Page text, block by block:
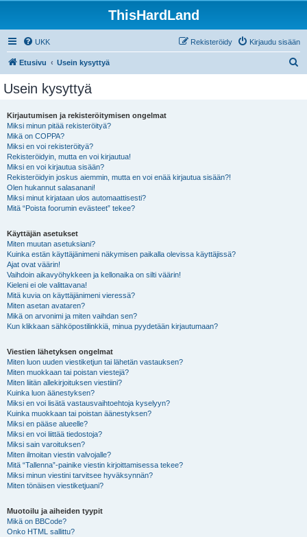
ThisHardLand
UKK Kirjaudu sisään
Rekisteröidy
Etusivu Usein kysyttyä
Usein kysyttyä
Kirjautumisen ja rekisteröitymisen ongelmat
Miksi minun pitää rekisteröityä?
Mikä on COPPA?
Miksi en voi rekisteröityä?
Rekisteröidyin, mutta en voi kirjautua!
Miksi en voi kirjautua sisään?
Rekisteröidyin joskus aiemmin, mutta en voi enää kirjautua sisään?!
Olen hukannut salasanani!
Miksi minut kirjataan ulos automaattisesti?
Mitä “Poista foorumin evästeet” tekee?
Käyttäjän asetukset
Miten muutan asetuksiani?
Kuinka estän käyttäjänimeni näkymisen paikalla olevissa käyttäjissä?
Ajat ovat väärin!
Vaihdoin aikavyöhykkeen ja kellonaika on silti väärin!
Kieleni ei ole valittavana!
Mitä kuvia on käyttäjänimeni vieressä?
Miten asetan avataren?
Mikä on arvonimi ja miten vaihdan sen?
Kun klikkaan sähköpostilinkkiä, minua pyydetään kirjautumaan?
Viestien lähetyksen ongelmat
Miten luon uuden viestiketjun tai lähetän vastauksen?
Miten muokkaan tai poistan viestejä?
Miten liitän allekirjoituksen viestiini?
Kuinka luon äänestyksen?
Miksi en voi lisätä vastausvaihtoehtoja kyselyyn?
Kuinka muokkaan tai poistan äänestyksen?
Miksi en pääse alueelle?
Miksi en voi liittää tiedostoja?
Miksi sain varoituksen?
Miten ilmoitan viestin valvojalle?
Mitä “Tallenna”-painike viestin kirjoittamisessa tekee?
Miksi minun viestini tarvitsee hyväksynnän?
Miten tönäisen viestiketjuani?
Muotoilu ja aiheiden tyypit
Mikä on BBCode?
Onko HTML sallittu?